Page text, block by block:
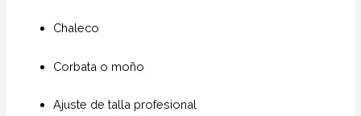
Chaleco
Corbata o moño
Ajuste de talla profesional